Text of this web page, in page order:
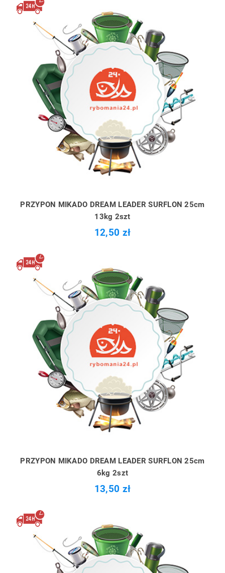
PRZYPON MIKADO DREAM LEADER SURFLON 25cm
13kg 2szt
12,50 zł
PRZYPON MIKADO DREAM LEADER SURFLON 25cm
6kg 2szt
13,50 zł